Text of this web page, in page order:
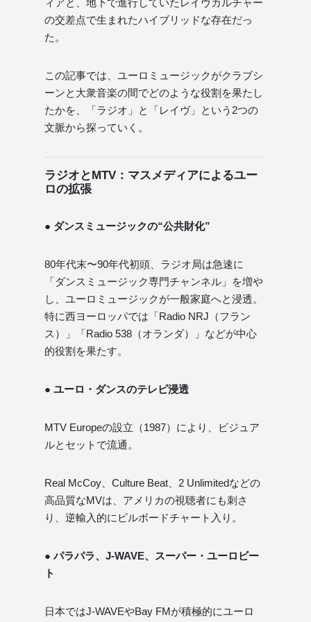
の交差点で生まれたハイブリッドな存在だっ
た。
この記事では、ユーロミュージックがクラブシ
ーンと大衆音楽の間でどのような役割を果たし
たかを、「ラジオ」と「レイヴ」という2つの
文脈から探っていく。
ラジオとMTV：マスメディアによるユー
ロの拡張
● ダンスミュージックの“公共財化”
80年代末〜90年代初頭、ラジオ局は急速に
「ダンスミュージック専門チャンネル」を増や
し、ユーロミュージックが一般家庭へと浸透。
特に西ヨーロッパでは「Radio NRJ（フラン
ス）」「Radio 538（オランダ）」などが中心
的役割を果たす。
● ユーロ・ダンスのテレビ浸透
MTV Europeの設立（1987）により、ビジュア
ルとセットで流通。
Real McCoy、Culture Beat、2 Unlimitedなどの
高品質なMVは、アメリカの視聴者にも刺さ
り、逆輸入的にビルボードチャート入り。
● パラパラ、J-WAVE、スーパー・ユーロビー
ト
日本ではJ-WAVEやBay FMが積極的にユーロ